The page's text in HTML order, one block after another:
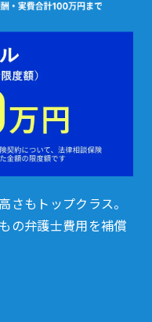
さもトップクラス。
の弁護士費用を補償